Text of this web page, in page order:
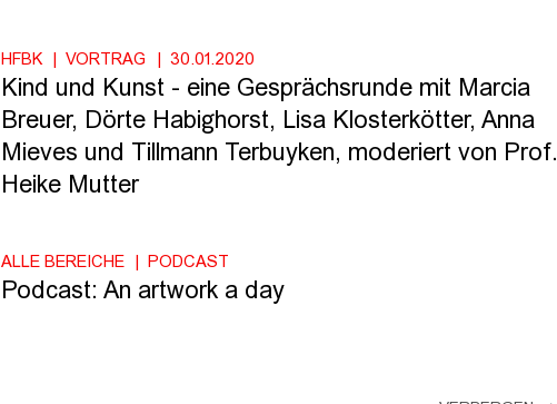
HFBK VORTRAG 30.01.2020
Kind und Kunst - eine Gesprächsrunde mit Marcia
Breuer, Dörte Habighorst, Lisa Klosterkötter, Anna
Mieves und Tillmann Terbuyken, moderiert von Prof.
Heike Mutter
ALLE BEREICHE PODCAST
Podcast: An artwork a day